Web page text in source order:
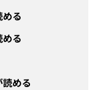
る
る
める